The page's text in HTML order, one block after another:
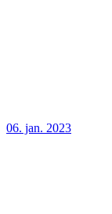
06. jan. 2023